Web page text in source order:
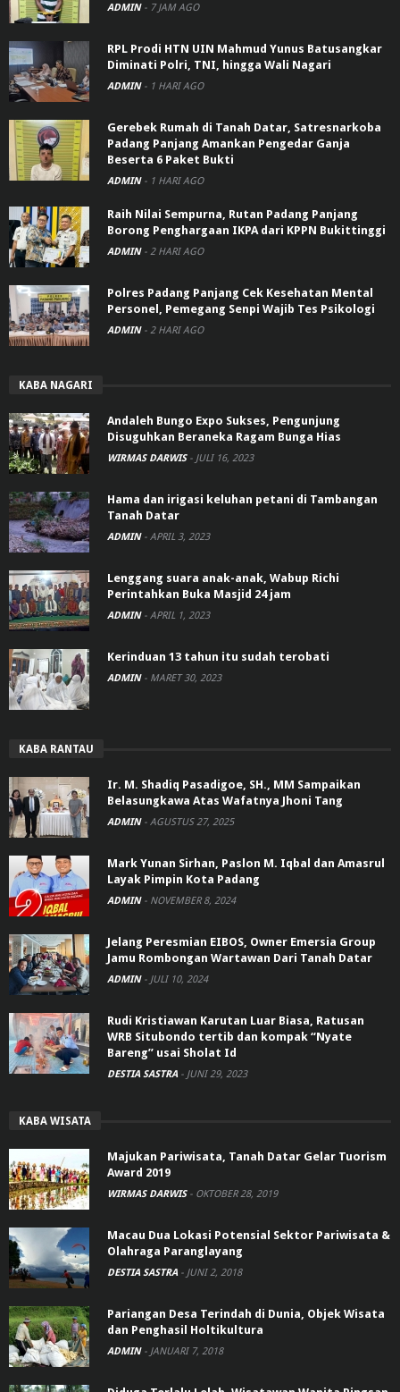
ADMIN - 7 JAM AGO
RPL Prodi HTN UIN Mahmud Yunus Batusangkar
Diminati Polri, TNI, hingga Wali Nagari
ADMIN - 1 HARI AGO
Gerebek Rumah di Tanah Datar, Satresnarkoba
Padang Panjang Amankan Pengedar Ganja
Beserta 6 Paket Bukti
ADMIN - 1 HARI AGO
Raih Nilai Sempurna, Rutan Padang Panjang
Borong Penghargaan IKPA dari KPPN Bukittinggi
ADMIN - 2 HARI AGO
Polres Padang Panjang Cek Kesehatan Mental
Personel, Pemegang Senpi Wajib Tes Psikologi
ADMIN - 2 HARI AGO
KABA NAGARI
Andaleh Bungo Expo Sukses, Pengunjung
Disuguhkan Beraneka Ragam Bunga Hias
WIRMAS DARWIS - JULI 16, 2023
Hama dan irigasi keluhan petani di Tambangan
Tanah Datar
ADMIN - APRIL 3, 2023
Lenggang suara anak-anak, Wabup Richi
Perintahkan Buka Masjid 24 jam
ADMIN - APRIL 1, 2023
Kerinduan 13 tahun itu sudah terobati
ADMIN - MARET 30, 2023
KABA RANTAU
Ir. M. Shadiq Pasadigoe, SH., MM Sampaikan
Belasungkawa Atas Wafatnya Jhoni Tang
ADMIN - AGUSTUS 27, 2025
Mark Yunan Sirhan, Paslon M. Iqbal dan Amasrul
Layak Pimpin Kota Padang
ADMIN - NOVEMBER 8, 2024
Jelang Peresmian EIBOS, Owner Emersia Group
Jamu Rombongan Wartawan Dari Tanah Datar
ADMIN - JULI 10, 2024
Rudi Kristiawan Karutan Luar Biasa, Ratusan
WRB Situbondo tertib dan kompak “Nyate
Bareng” usai Sholat Id
DESTIA SASTRA - JUNI 29, 2023
KABA WISATA
Majukan Pariwisata, Tanah Datar Gelar Tuorism
Award 2019
WIRMAS DARWIS - OKTOBER 28, 2019
Macau Dua Lokasi Potensial Sektor Pariwisata &
Olahraga Paranglayang
DESTIA SASTRA - JUNI 2, 2018
Pariangan Desa Terindah di Dunia, Objek Wisata
dan Penghasil Holtikultura
ADMIN - JANUARI 7, 2018